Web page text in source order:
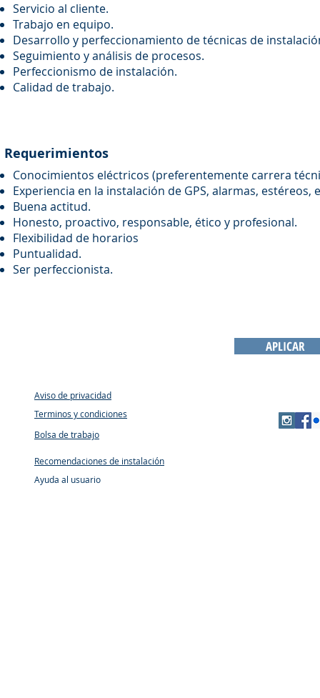
Servicio al cliente.
Trabajo en equipo.
Desarrollo y perfeccionamiento de técnicas de
Seguimiento y análisis de procesos.
Perfeccionismo de instalación.
Calidad de trabajo.
Conocimientos eléctricos (preferentemente carrera
Experiencia en la instalación de GPS, alarmas, estéreos,
Buena actitud.
Honesto, proactivo, responsable, ético y profesional.
Flexibilidad de horarios
Puntualidad.
Ser perfeccionista.
Requerimientos
APLICAR
Aviso de privacidad
Terminos y condiciones
Bolsa de trabajo
Recomendaciones de instalación
Ayuda al usuario